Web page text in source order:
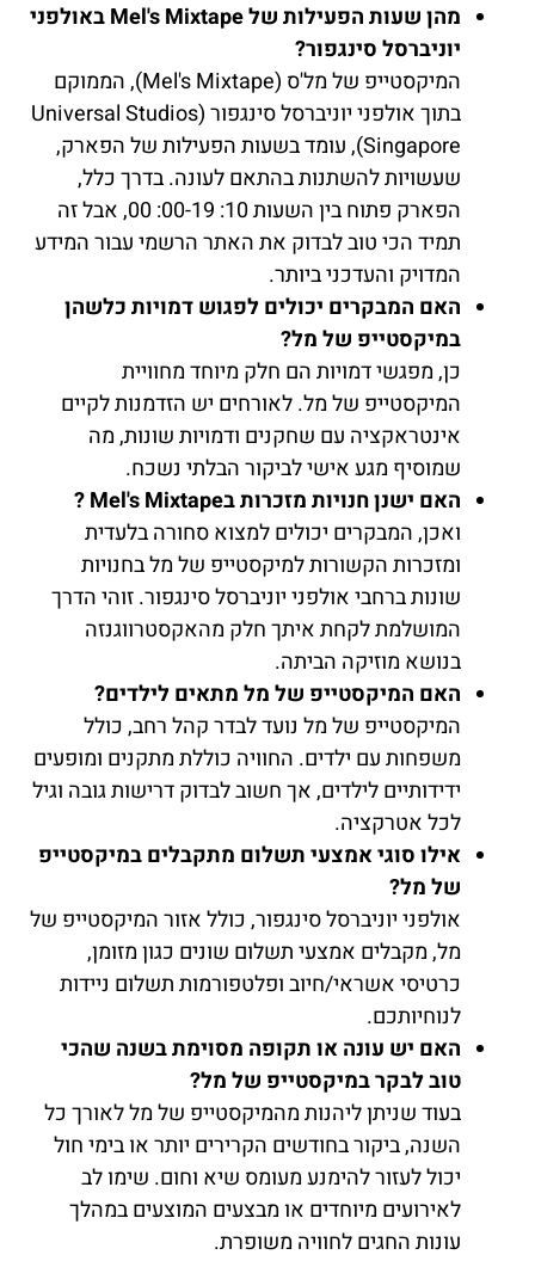
מהן שעות הפעילות של Mel's Mixtape באולפני
יוניברסל סינגפור?
המיקסטייפ של מל'ס (Mel's Mixtape), הממוקם
בתוך אולפני יוניברסל סינגפור (Universal Studios
Singapore), עומד בשעות הפעילות של הפארק,
שעשויות להשתנות בהתאם לעונה. בדרך כלל,
הפארק פתוח בין השעות 10: 00-19: 00, אבל זה
תמיד הכי טוב לבדוק את האתר הרשמי עבור המידע
המדויק והעדכני ביותר.
האם המבקרים יכולים לפגוש דמויות כלשהן
במיקסטייפ של מל?
כן, מפגשי דמויות הם חלק מיוחד מחוויית
המיקסטייפ של מל. לאורחים יש הזדמנות לקיים
אינטראקציה עם שחקנים ודמויות שונות, מה
שמוסיף מגע אישי לביקור הבלתי נשכח.
האם ישנן חנויות מזכרות בMel's Mixtape ?
ואכן, המבקרים יכולים למצוא סחורה בלעדית
ומזכרות הקשורות למיקסטייפ של מל בחנויות
שונות ברחבי אולפני יוניברסל סינגפור. זוהי הדרך
המושלמת לקחת איתך חלק מהאקסטרווגנזה
בנושא מוזיקה הביתה.
האם המיקסטייפ של מל מתאים לילדים?
המיקסטייפ של מל נועד לבדר קהל רחב, כולל
משפחות עם ילדים. החוויה כוללת מתקנים ומופעים
ידידותיים לילדים, אך חשוב לבדוק דרישות גובה וגיל
לכל אטרקציה.
אילו סוגי אמצעי תשלום מתקבלים במיקסטייפ
של מל?
אולפני יוניברסל סינגפור, כולל אזור המיקסטייפ של
מל, מקבלים אמצעי תשלום שונים כגון מזומן,
כרטיסי אשראי/חיוב ופלטפורמות תשלום ניידות
לנוחיותכם.
האם יש עונה או תקופה מסוימת בשנה שהכי
טוב לבקר במיקסטייפ של מל?
בעוד שניתן ליהנות מהמיקסטייפ של מל לאורך כל
השנה, ביקור בחודשים הקרירים יותר או בימי חול
יכול לעזור להימנע מעומס שיא וחום. שימו לב
לאירועים מיוחדים או מבצעים המוצעים במהלך
עונות החגים לחוויה משופרת.